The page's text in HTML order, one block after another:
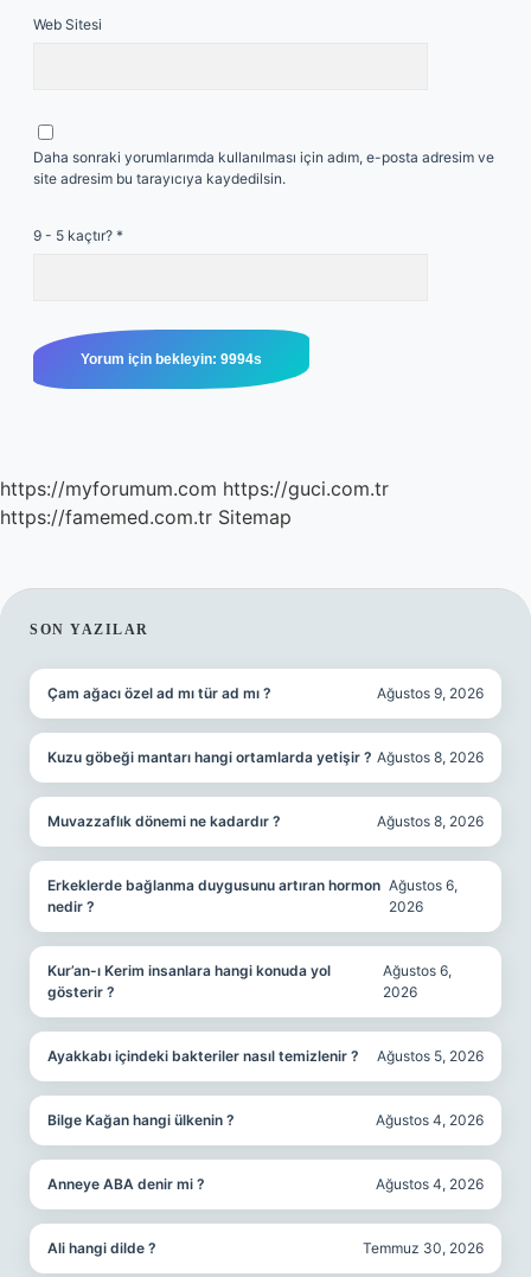
Web Sitesi
Daha sonraki yorumlarımda kullanılması için adım, e-posta adresim ve
site adresim bu tarayıcıya kaydedilsin.
9 - 5 kaçtır? *
https://myforumum.com https://guci.com.tr
https://famemed.com.tr Sitemap
SIDEBAR
SON YAZILAR
Çam ağacı özel ad mı tür ad mı ? Ağustos 9, 2026
Kuzu göbeği mantarı hangi ortamlarda yetişir ? Ağustos 8, 2026
Muvazzaflık dönemi ne kadardır ? Ağustos 8, 2026
Erkeklerde bağlanma duygusunu artıran hormon
nedir ?
Ağustos 6,
2026
Kur’an-ı Kerim insanlara hangi konuda yol
gösterir ?
Ağustos 6,
2026
Ayakkabı içindeki bakteriler nasıl temizlenir ? Ağustos 5, 2026
Bilge Kağan hangi ülkenin ? Ağustos 4, 2026
Anneye ABA denir mi ? Ağustos 4, 2026
Ali hangi dilde ? Temmuz 30, 2026